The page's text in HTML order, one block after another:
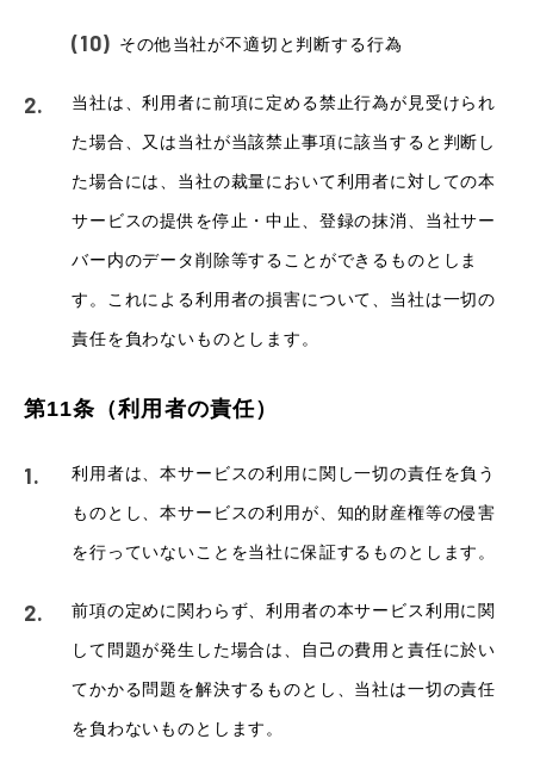
その他当社が不適切と判断する行為
当社は、利用者に前項に定める禁止行為が見受けられ
た場合、又は当社が当該禁止事項に該当すると判断し
た場合には、当社の裁量において利用者に対しての本
サービスの提供を停止・中止、登録の抹消、当社サー
バー内のデータ削除等することができるものとしま
す。これによる利用者の損害について、当社は一切の
責任を負わないものとします。
第11条（利用者の責任）
利用者は、本サービスの利用に関し一切の責任を負う
ものとし、本サービスの利用が、知的財産権等の侵害
を行っていないことを当社に保証するものとします。
前項の定めに関わらず、利用者の本サービス利用に関
して問題が発生した場合は、自己の費用と責任に於い
てかかる問題を解決するものとし、当社は一切の責任
を負わないものとします。